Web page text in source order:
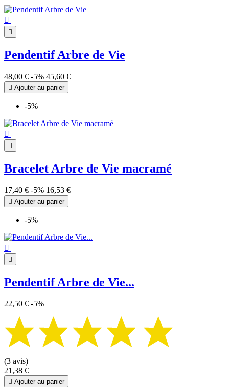
 |

Pendentif Arbre de Vie
48,00 € -5% 45,60 €
 Ajouter au panier
-5%
 |

Bracelet Arbre de Vie macramé
17,40 € -5% 16,53 €
 Ajouter au panier
-5%
 |

Pendentif Arbre de Vie...
22,50 € -5%
(3 avis)
21,38 €
 Ajouter au panier